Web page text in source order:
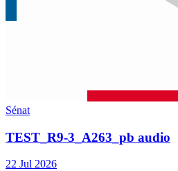
Sénat
TEST_R9-3_A263_pb audio
22 Jul 2026